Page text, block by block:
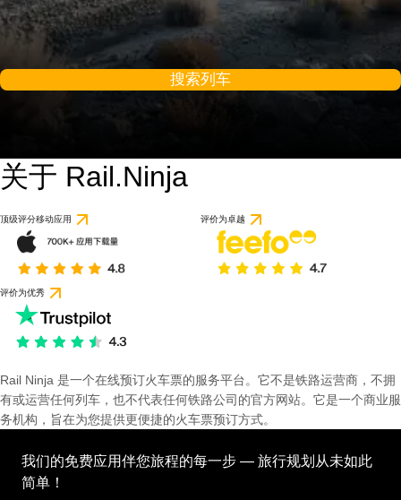
搜索列车
关于 Rail.Ninja
顶级评分移动应用 评价为卓越
评价为优秀
Rail Ninja 是一个在线预订火车票的服务平台。它不是铁路运营商，不拥
有或运营任何列车，也不代表任何铁路公司的官方网站。它是一个商业服
务机构，旨在为您提供更便捷的火车票预订方式。
我们的免费应用伴您旅程的每一步 — 旅行规划从未如此
简单！